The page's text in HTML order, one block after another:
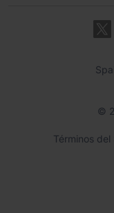
©
Términos del